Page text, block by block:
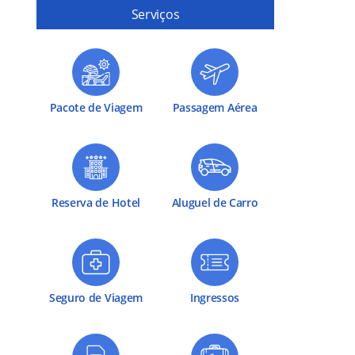
Serviços
Pacote de Viagem Passagem Aérea
Reserva de Hotel Aluguel de Carro
Seguro de Viagem Ingressos